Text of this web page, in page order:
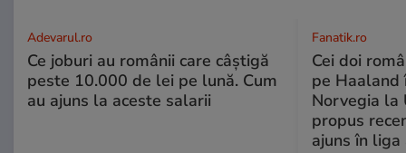
Adevarul.ro
Ce joburi au românii care câștigă
peste 10.000 de lei pe lună. Cum
au ajuns la aceste salarii
Fanatik.ro
Cei doi
pe Haaland
Norvegia la
propus
ajuns în liga